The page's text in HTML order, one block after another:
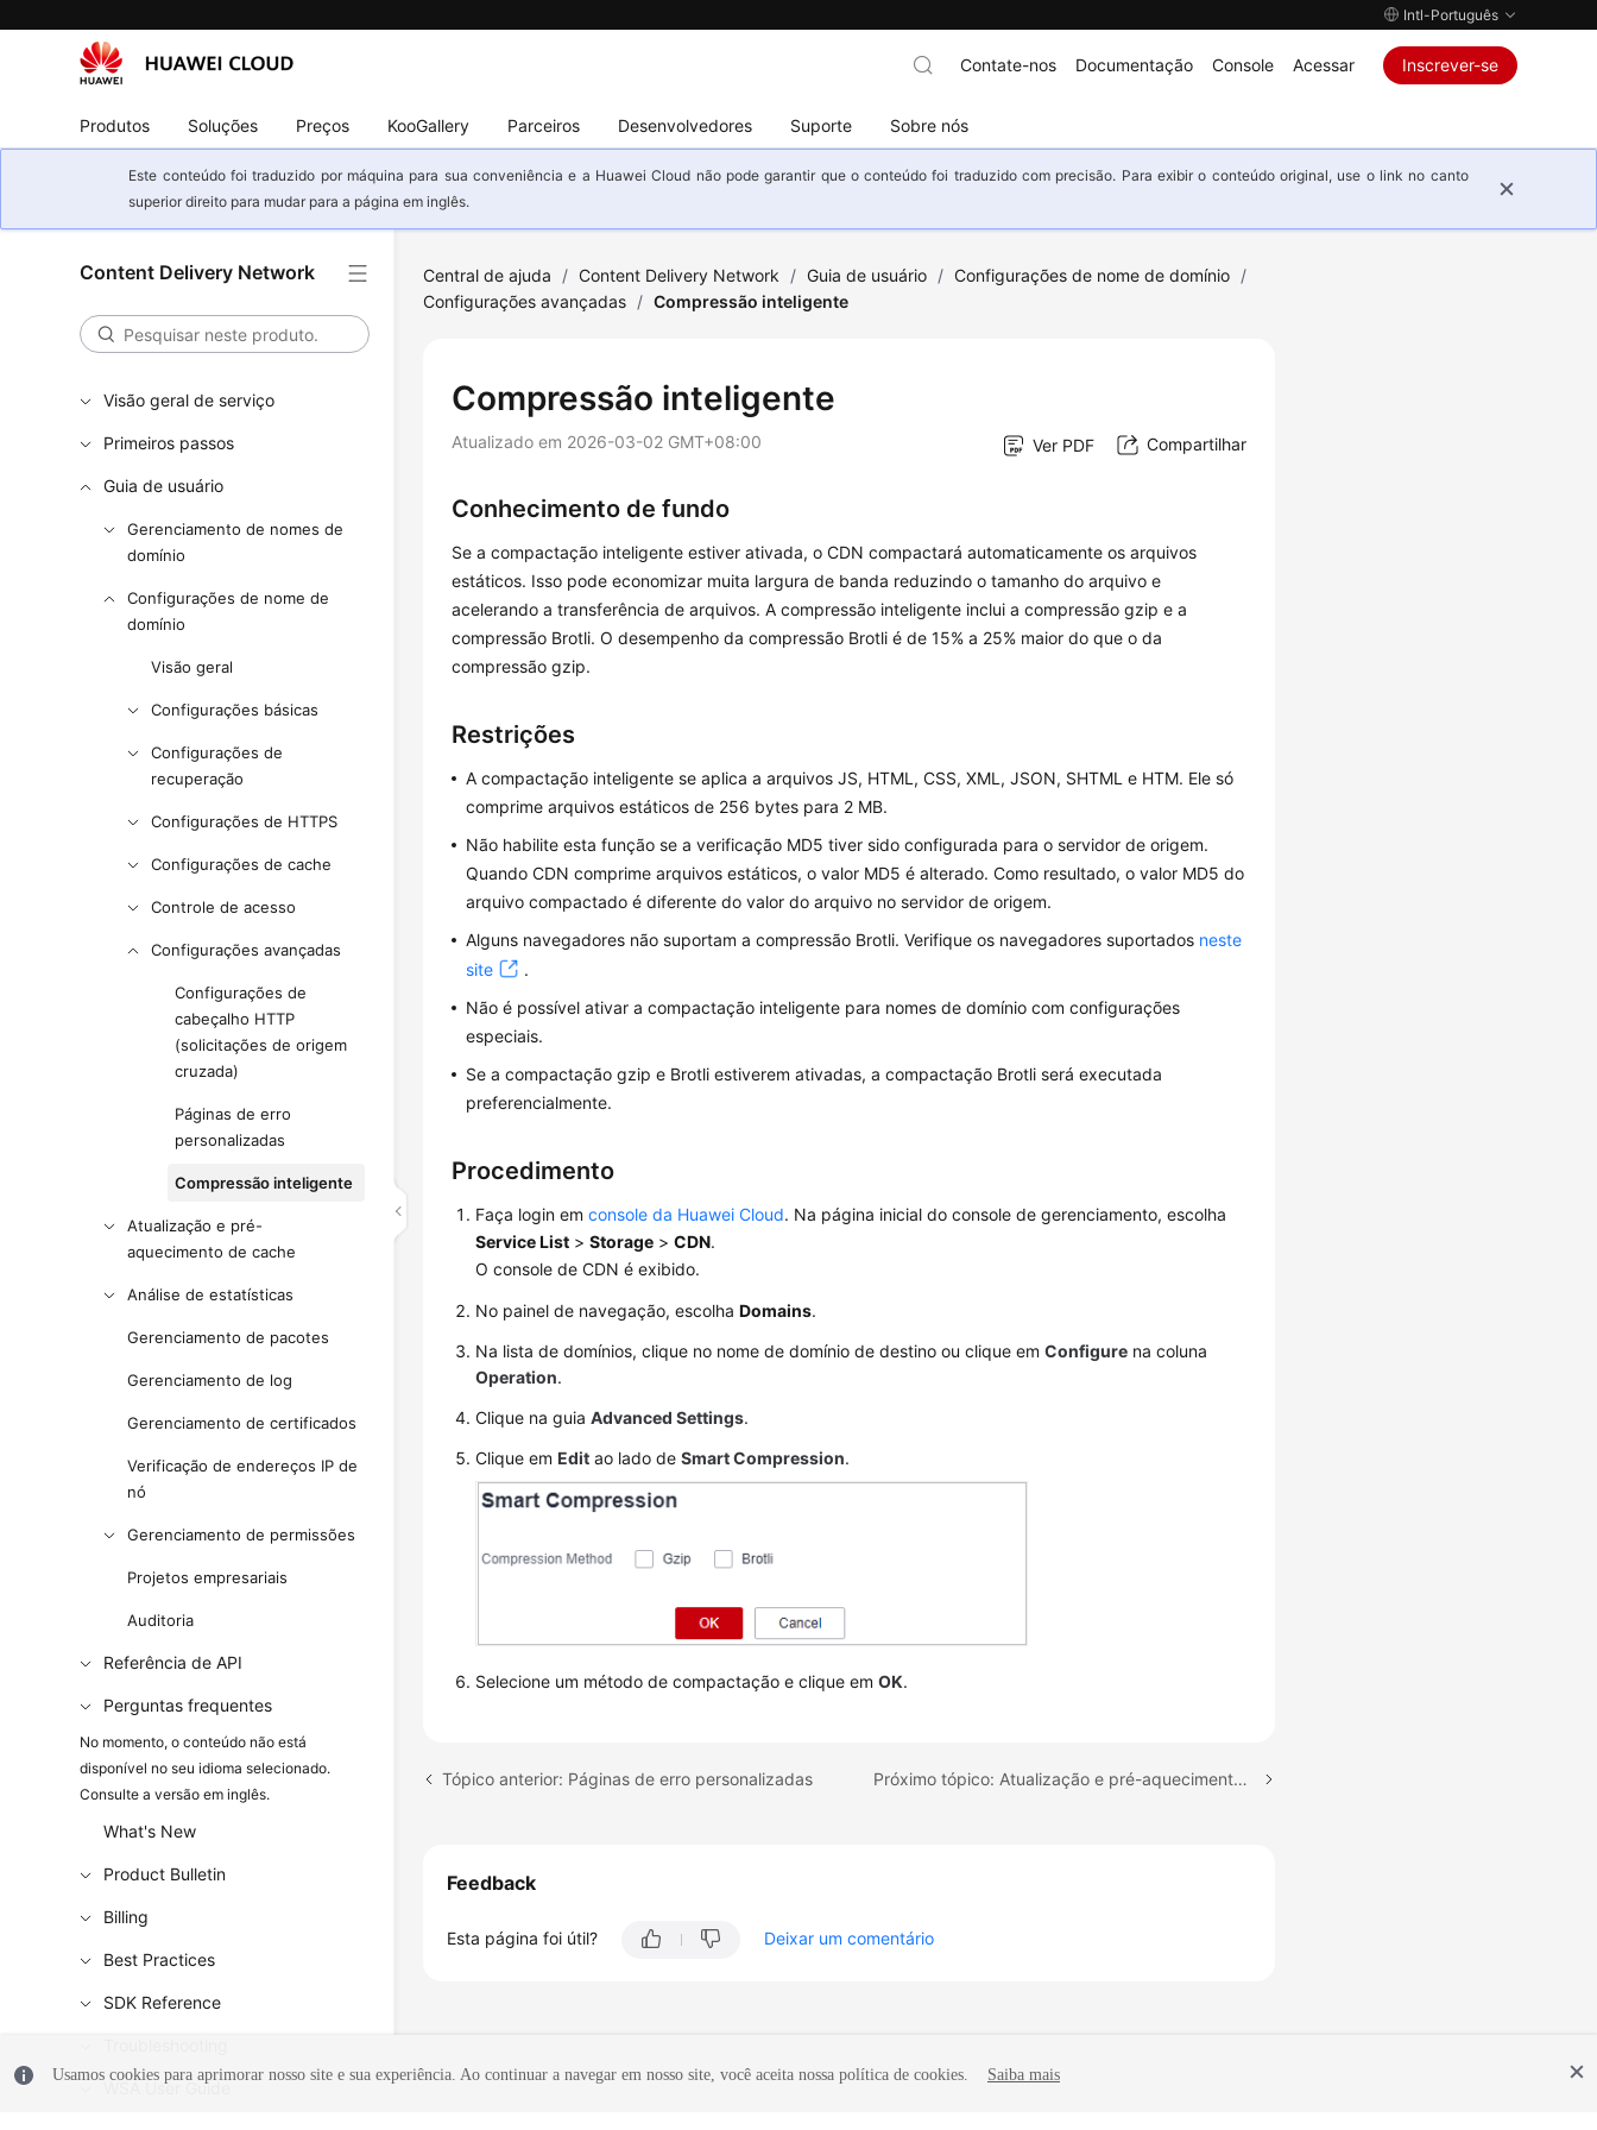
Intl-Português
Produtos Soluções Preços KooGallery Parceiros Desenvolvedores Suporte Sobre nós
Contate-nos Documentação Console Acessar Inscrever-se
Este conteúdo foi traduzido por máquina para sua conveniência e a Huawei Cloud não pode garantir que o conteúdo foi traduzido com precisão. Para exibir o conteúdo original, use o link no canto
superior direito para mudar para a página em inglês.
Content Delivery Network
Visão geral de serviço
Primeiros passos
Guia de usuário
Gerenciamento de nomes de
domínio
Configurações de nome de
domínio
Visão geral
Configurações básicas
Configurações de
recuperação
Configurações de HTTPS
Configurações de cache
Controle de acesso
Configurações avançadas
Configurações de
cabeçalho HTTP
(solicitações de origem
cruzada)
Páginas de erro
personalizadas
Compressão inteligente
Atualização e pré-
aquecimento de cache
Análise de estatísticas
Gerenciamento de pacotes
Gerenciamento de log
Gerenciamento de certificados
Verificação de endereços IP de
nó
Gerenciamento de permissões
Projetos empresariais
Auditoria
Referência de API
Perguntas frequentes
No momento, o conteúdo não está
disponível no seu idioma selecionado.
Consulte a versão em inglês.
What's New
Product Bulletin
Billing
Best Practices
SDK Reference
WSA User Guide
Central de ajuda / Content Delivery Network / Guia de usuário / Configurações de nome de domínio /
Configurações avançadas / Compressão inteligente
Compressão inteligente
Atualizado em 2026-03-02 GMT+08:00 Ver PDF Compartilhar
Conhecimento de fundo
Se a compactação inteligente estiver ativada, o CDN compactará automaticamente os arquivos
estáticos. Isso pode economizar muita largura de banda reduzindo o tamanho do arquivo e
acelerando a transferência de arquivos. A compressão inteligente inclui a compressão gzip e a
compressão Brotli. O desempenho da compressão Brotli é de 15% a 25% maior do que o da
compressão gzip.
Restrições
A compactação inteligente se aplica a arquivos JS, HTML, CSS, XML, JSON, SHTML e HTM. Ele só
comprime arquivos estáticos de 256 bytes para 2 MB.
Não habilite esta função se a verificação MD5 tiver sido configurada para o servidor de origem.
Quando CDN comprime arquivos estáticos, o valor MD5 é alterado. Como resultado, o valor MD5 do
arquivo compactado é diferente do valor do arquivo no servidor de origem.
Alguns navegadores não suportam a compressão Brotli. Verifique os navegadores suportados neste
site
.
Não é possível ativar a compactação inteligente para nomes de domínio com configurações
especiais.
Se a compactação gzip e Brotli estiverem ativadas, a compactação Brotli será executada
preferencialmente.
Procedimento
Faça login emconsole da Huawei Cloud. Na página inicial do console de gerenciamento, escolha
Service List >Storage >CDN.
O console de CDN é exibido.
No painel de navegação, escolhaDomains.
Na lista de domínios, clique no nome de domínio de destino ou clique emConfigure na coluna
Operation.
Clique na guiaAdvanced Settings.
Clique emEdit ao lado deSmart Compression.
Selecione um método de compactação e clique emOK.
Tópico anterior: Páginas de erro personalizadas Próximo tópico: Atualização e pré-aquecimento de cache
Feedback
Esta página foi útil? Deixar um comentário
Usamos cookies para aprimorar nosso site e sua experiência. Ao continuar a navegar em nosso site, você aceita nossa política de cookies. Saiba mais